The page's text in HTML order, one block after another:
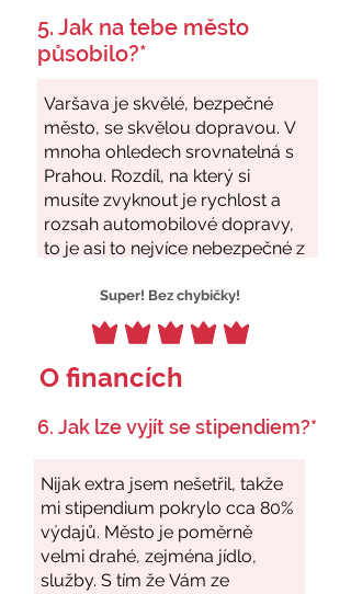
5. Jak na tebe město
působilo?*
Super! Bez chybičky!
O financích
6. Jak lze vyjít se stipendiem?*